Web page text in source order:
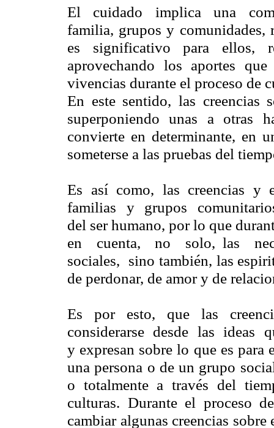
El cuidado implica una
familia, grupos y comunidades,
es significativo para ellos,
aprovechando los aportes
vivencias durante el proceso de
En este sentido, las creencias
superponiendo unas a otras
convierte en determinante, en
someterse a las pruebas del
Es así como, las creencias y
familias y grupos
del ser humano, por lo que
en cuenta, no solo, las
sociales, sino también, las
de perdonar, de amor y de
Es por esto, que las
considerarse desde las ideas
y expresan sobre lo que es para
una persona o de un grupo
o totalmente a través del
culturas. Durante el proceso
cambiar algunas creencias